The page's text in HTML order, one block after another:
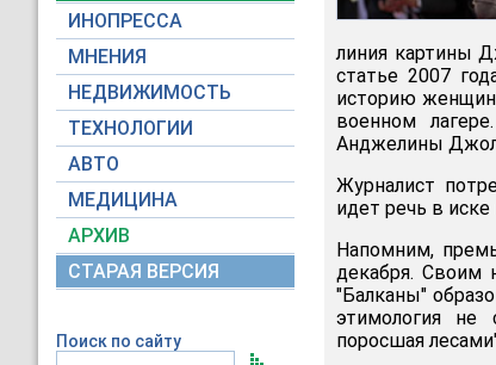
ИНОПРЕССА
МНЕНИЯ
НЕДВИЖИМОСТЬ
ТЕХНОЛОГИИ
АВТО
МЕДИЦИНА
АРХИВ
СТАРАЯ ВЕРСИЯ
Поиск по сайту
линия картины
статье 2007
историю
военном
Анджелины
Журналист
идет речь в
Напомним,
декабря. Своим
"Балканы"
этимология не
поросшая